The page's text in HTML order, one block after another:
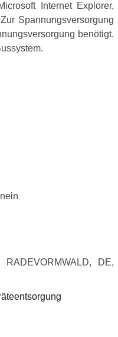
Internet Explorer,
Spannungsversorgung
benötigt.
DE,